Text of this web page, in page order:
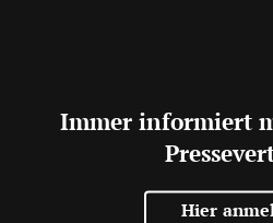
Immer informiert
Hier